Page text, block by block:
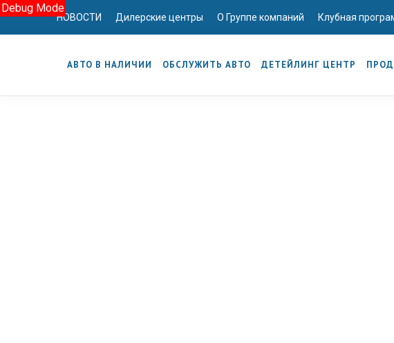
Debug Mode
НОВОСТИ Дилерские центры О Группе компаний Клубная
АВТО В НАЛИЧИИ ОБСЛУЖИТЬ АВТО ДЕТЕЙЛИНГ ЦЕНТР